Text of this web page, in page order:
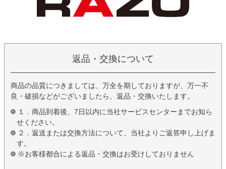
返品・交換について
商品の品質につきましては、万全を期しておりますが、万一不
良・破損などがございましたら、返品・交換いたします。
１．商品到着後、7日以内に当社サービスセンターまでお知ら
せください。
２．返送または交換方法について、当社よりご返答申し上げま
す。
※お客様都合による返品・交換はお受けしておりません